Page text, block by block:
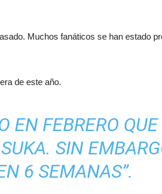
Muchos fanáticos se han estado
de este año.
EN FEBRERO QUE
SIN
6 SEMANAS”.